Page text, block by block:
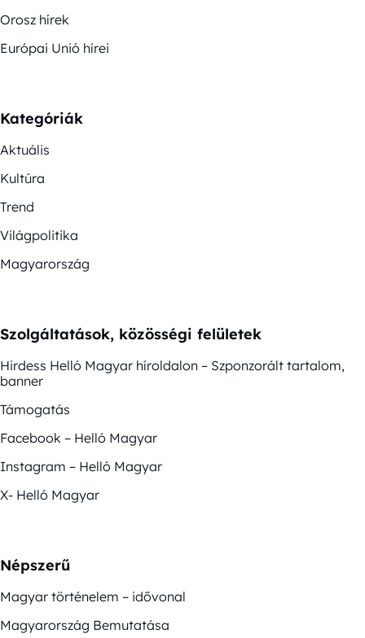
Orosz hírek
Európai Unió hírei
Kategóriák
Aktuális
Kultúra
Trend
Világpolitika
Magyarország
Szolgáltatások, közösségi felületek
Hirdess Helló Magyar híroldalon – Szponzorált tartalom,
banner
Támogatás
Facebook – Helló Magyar
Instagram – Helló Magyar
X- Helló Magyar
Népszerű
Magyar történelem – idővonal
Magyarország Bemutatása